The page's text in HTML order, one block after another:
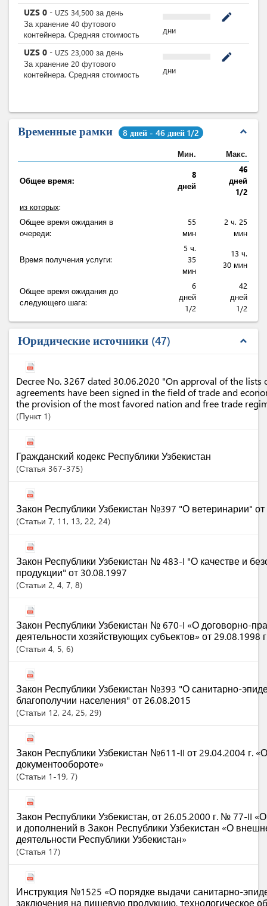
UZS 0 - UZS 34,500 за день
За хранение 40 футового
контейнера. Средняя стоимость
mode_edit
дни
UZS 0 - UZS 23,000 за день
За хранение 20 футового
контейнера. Средняя стоимость
mode_edit
дни
Временные рамки 8 дней - 46 дней 1/2 expand_less
Мин. Макс.
Общее время:
8
дней
46
дней
1/2
из которых:
Общее время ожидания в
очереди:
55
мин
2 ч. 25
мин
Время получения услуги:
5 ч.
35
мин
13 ч.
30 мин
Общее время ожидания до
следующего шага:
6
дней
1/2
42
дней
1/2
Юридические источники 47 expand_less
Decree No. 3267 dated 30.06.2020 "On approval of the lists
agreements have been signed in the field of trade and
the provision of the most favored nation and free trade
Пункт 1
Гражданский кодекс Республики Узбекистан
Статья 367-375
Закон Республики Узбекистан №397 "О ветеринарии" от
Статьи 7, 11 , 13, 22, 24
Закон Республики Узбекистан № 483-I "О качестве и
продукции" от 30.08.1997
Статьи 2, 4, 7, 8
Закон Республики Узбекистан № 670-I «О договорно-
деятельности хозяйствующих субъектов» от 29.08.1998
Статьи 4, 5, 6
Закон Республики Узбекистан №393 "О санитарно-
благополучии населения" от 26.08.2015
Статьи 12, 24, 25, 29
Закон Республики Узбекистан №611-II от 29.04.2004 г.
документообороте»
Статьи 1-19, 7
Закон Республики Узбекистан, от 26.05.2000 г. № 77-II
и дополнений в Закон Республики Узбекистан «О
деятельности Республики Узбекистан»
Статья 17
Инструкция №1525 «О порядке выдачи санитарно-
заключения на пищевую продукцию, технологическое